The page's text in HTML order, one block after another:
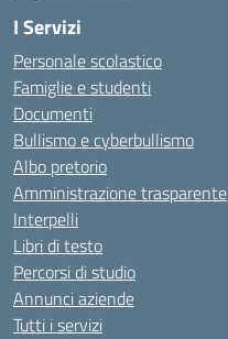
I Servizi
Personale scolastico
Famiglie e studenti
Documenti
Bullismo e cyberbullismo
Albo pretorio
Amministrazione trasparente
Interpelli
Libri di testo
Percorsi di studio
Annunci aziende
Tutti i servizi